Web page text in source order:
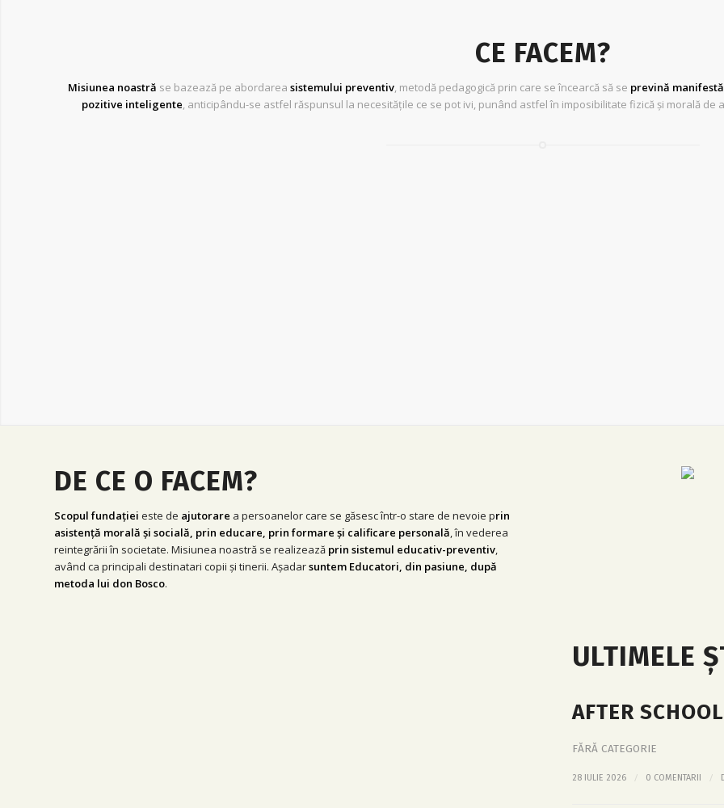
CE FACEM?
Misiunea noastră se bazează pe abordarea sistemului preventiv, metodă pedagogică prin care se încearcă să se prevină
pozitive inteligente, anticipându-se astfel răspunsul la necesitățile ce se pot ivi, punând astfel în imposibilitate fizică și morală
DE CE O FACEM?
Scopul fundației este de ajutorare a persoanelor care se găsesc într-o stare de nevoie prin
asistență morală și socială, prin educare, prin formare și calificare personală, în vederea
reintegrării în societate. Misiunea noastră se realizează prin sistemul educativ-preventiv,
având ca principali destinatari copii și tinerii. Așadarsuntem Educatori, din pasiune, după
metoda lui don Bosco.
ULTIMELE
AFTER
FĂRĂ CATEGORIE
28 IULIE 2026 / 0 COMENTARII /